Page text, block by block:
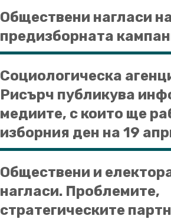
Oбществени нагласи
предизборната
Социологическа
Рисърч публикува
медиите, с които ще
изборния ден на 19
Обществени и
нагласи. Проблемите,
стратегическите